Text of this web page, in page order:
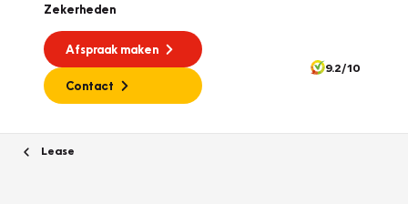
Zekerheden
Afspraak maken
Contact
9.2/10
Lease